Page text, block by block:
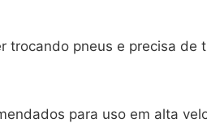
pneus e precisa
para uso em alta